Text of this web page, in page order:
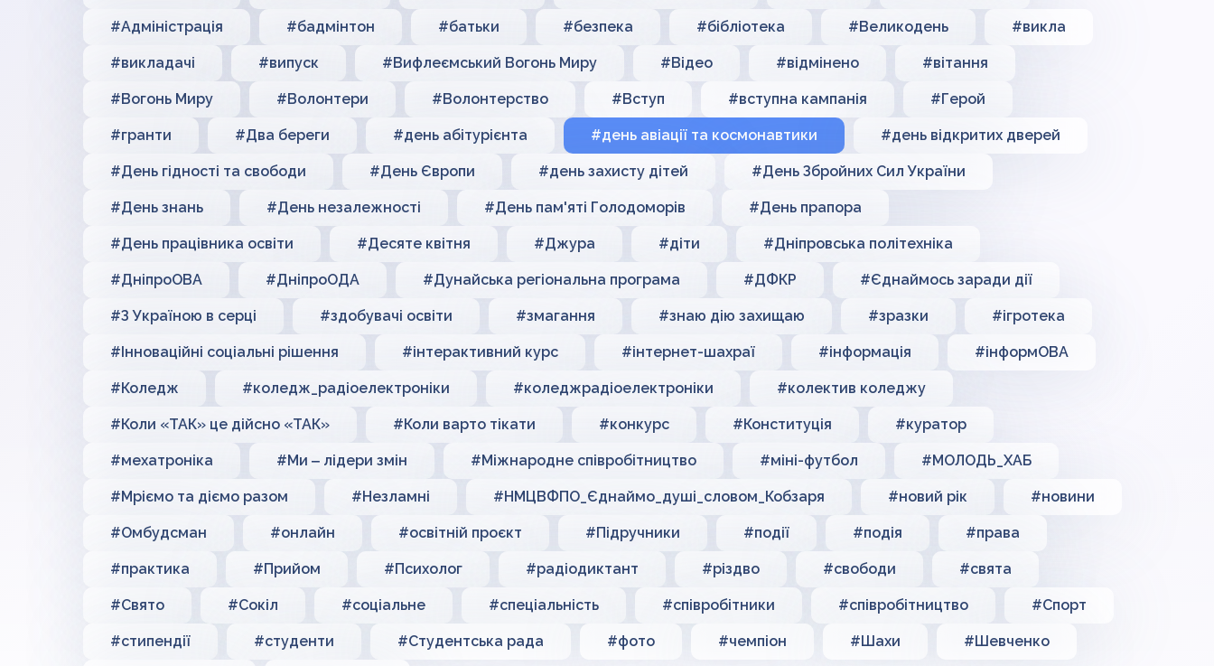
#Адміністрація #бадмінтон #батьки #безпека #бібліотека #Великодень #викла
#викладачі #випуск #Вифлеємський Вогонь Миру #Відео #відмінено #вітання
#Вогонь Миру #Волонтери #Волонтерство #Вступ #вступна кампанія #Герой
#гранти #Два береги #день абітурієнта #день авіації та космонавтики #день відкритих дверей
#День гідності та свободи #День Європи #день захисту дітей #День Збройних Сил України
#День знань #День незалежності #День пам'яті Голодоморів #День прапора
#День працівника освіти #Десяте квітня #Джура #діти #Дніпровська політехніка
#ДніпроОВА #ДніпроОДА #Дунайська регіональна програма #ДФКР #Єднаймось заради дії
#З Україною в серці #здобувачі освіти #змагання #знаю дію захищаю #зразки #ігротека
#Інноваційні соціальні рішення #інтерактивний курс #інтернет-шахраї #інформація #інформОВА
#Коледж #коледж_радіоелектроніки #коледжрадіоелектроніки #колектив коледжу
#Коли «ТАК» це дійсно «ТАК» #Коли варто тікати #конкурс #Конституція #куратор
#мехатроніка #Ми ‒ лідери змін #Міжнародне співробітництво #міні-футбол #МОЛОДЬ_ХАБ
#Мріємо та діємо разом #Незламні #НМЦВФПО_Єднаймо_душі_словом_Кобзаря #новий рік #новини
#Омбудсман #онлайн #освітній проєкт #Підручники #події #подія #права
#практика #Прийом #Психолог #радіодиктант #різдво #свободи #свята
#Свято #Сокіл #соціальне #спеціальність #співробітники #співробітництво #Спорт
#стипендії #студенти #Студентська рада #фото #чемпіон #Шахи #Шевченко